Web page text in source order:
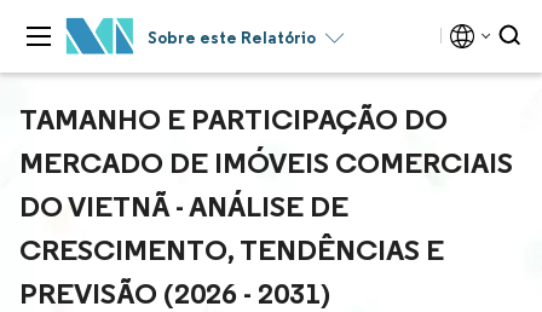
Sobre este Relatório
TAMANHO E PARTICIPAÇÃO DO
MERCADO DE IMÓVEIS COMERCIAIS
DO VIETNÃ - ANÁLISE DE
CRESCIMENTO, TENDÊNCIAS E
PREVISÃO (2026 - 2031)